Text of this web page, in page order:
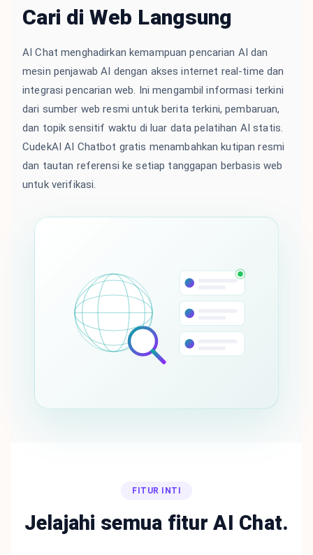
Cari di Web Langsung
AI Chat menghadirkan kemampuan pencarian AI dan
mesin penjawab AI dengan akses internet real-time dan
integrasi pencarian web. Ini mengambil informasi terkini
dari sumber web resmi untuk berita terkini, pembaruan,
dan topik sensitif waktu di luar data pelatihan AI statis.
CudekAI AI Chatbot gratis menambahkan kutipan resmi
dan tautan referensi ke setiap tanggapan berbasis web
untuk verifikasi.
FITUR INTI
Jelajahi semua fitur AI Chat.